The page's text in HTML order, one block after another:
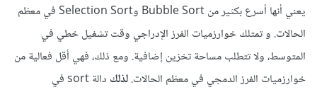
يعني أنها أسرع بكثير من Bubble Sort وSelection Sort في معظم
الحالات. و تمتلك خوارزميات الفرز الإدراجي وقت تشغيل خطي في
المتوسط، ولا تتطلب مساحة تخزين إضافية. ومع ذلك، فهي أقل فعالية من
خوارزميات الفرز الدمجي في معظم الحالات.لذلك
دالة sort في